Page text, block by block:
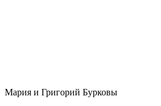
Мария и Григорий Бурковы